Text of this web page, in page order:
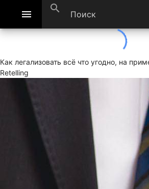
menu search
Как легализовать всё что угодно, на
Retelling